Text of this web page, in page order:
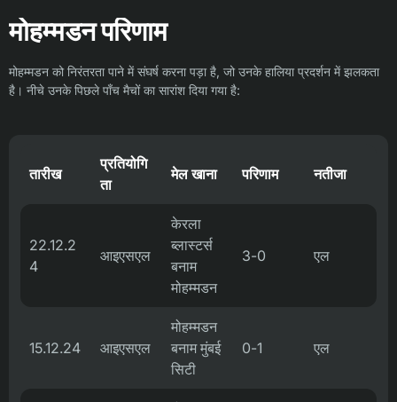
मोहम्मडन परिणाम
मोहम्मडन को निरंतरता पाने में संघर्ष करना पड़ा है, जो उनके हालिया प्रदर्शन में झलकता
है। नीचे उनके पिछले पाँच मैचों का सारांश दिया गया है:
तारीख
प्रतियोगि
ता
मेल खाना परिणाम नतीजा
22.12.2
4
आइएसएल
केरला
ब्लास्टर्स
बनाम
मोहम्मडन
3-0 एल
15.12.24 आइएसएल
मोहम्मडन
बनाम मुंबई
सिटी
0-1 एल